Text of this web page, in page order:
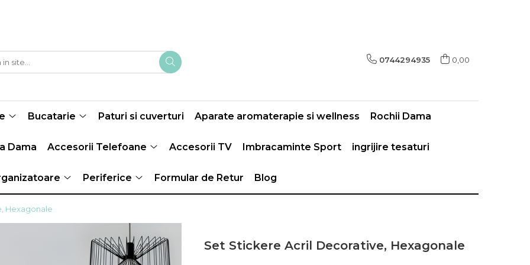
0744294935 0,00
Bucatarie Paturi si cuverturi Aparate aromaterapie si wellness Rochii Dama
Dama Accesorii Telefoane Accesorii TV Imbracaminte Sport ingrijire tesaturi
Periferice Formular de Retur Blog
Hexagonale
Set Stickere Acril Decorative, Hexagonale